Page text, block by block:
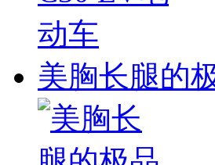
美胸长腿的